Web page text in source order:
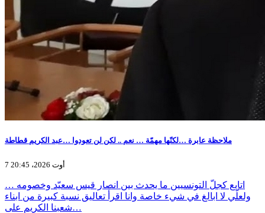
ملاحظة عابرة …لكنّها مهمّة … نعم .. لكن لن تعودوا …عبد الكريم قطاطة
7 أوت 2026، 20:45
اتابع كجلّ التونسيين ما يحدث بين انصار قيس سعيّد وخصومه …
ولعلّي لا ابالغ في شيء خاصة وانا اقرأ تعاليق نسبة كبيرة من ابناء
شعبنا الكريم على…